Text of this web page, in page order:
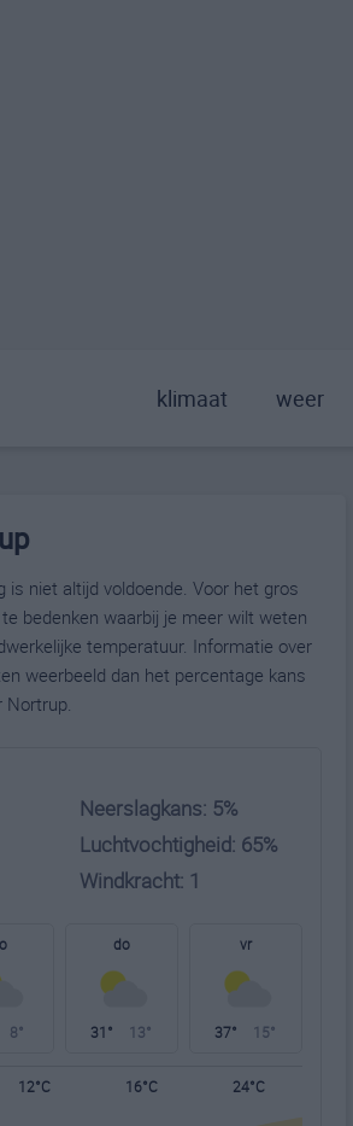
klimaat weer
niet altijd voldoende. Voor het gros
bedenken waarbij je meer wilt weten
temperatuur. Informatie over
weerbeeld dan het percentage kans
Nortrup.
Neerslagkans: 5%
Luchtvochtigheid: 65%
Windkracht: 1
8°
do
31° 13°
vr
37° 15°
12°C 16°C 24°C